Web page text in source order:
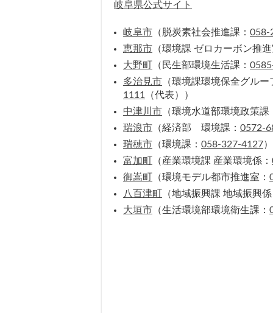
岐阜県公式サイト
岐阜市 （脱炭素社会推進課： 058-
恵那市 （環境課 ゼロカーボン推
大野町
（民生部環境生活課：
多治見市 （環境課環境保全グルー
1111
（代表））
中津川市 （環境水道部環境政策課
瑞浪市 （経済部 環境課： 0572-
瑞穂市 （環境課： 058-327-4127）
富加町
（産業環境課 産業環境係：
御嵩町
（環境モデル都市推進室：
八百津町
（地域振興課 地域振興
大垣市 （生活環境部環境衛生課：